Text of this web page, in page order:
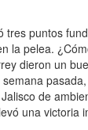
tres puntos
la pelea.
dieron un
de
una victoria